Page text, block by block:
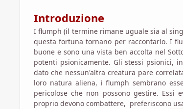
Introduzione
I flumph (il termine rimane uguale sia al
questa fortuna tornano per raccontarlo. I
buone e sono una vista ben accolta nel
potenti psionicamente. Gli stessi psionici,
dato che nessun'altra creatura pare
loro natura aliena, i flumph sembrano
pericolose che non possono gestire. Essi
proprio devono combattere, preferiscono